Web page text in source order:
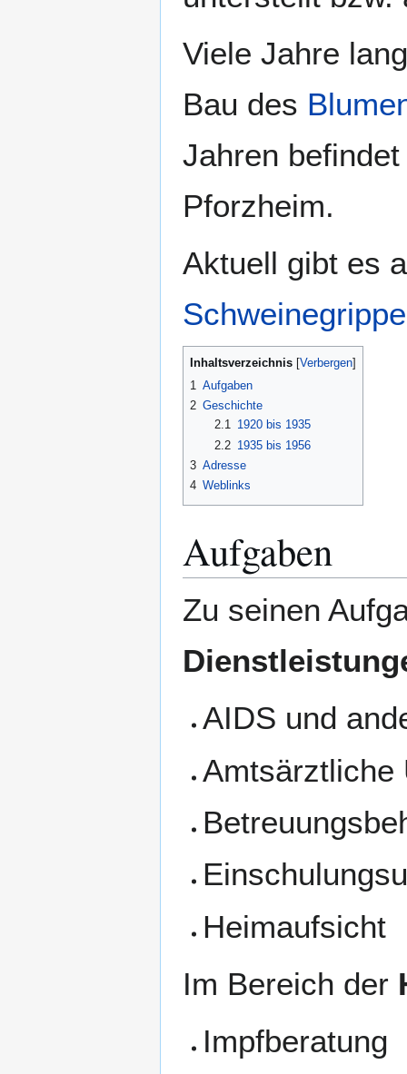
Viele Jahre
Bau des
Jahren
Pforzheim.
Aktuell gibt es
Schweinegrippe
Inhaltsverzeichnis
1 Aufgaben
2 Geschichte
2.1 1920 bis 1935
2.2 1935 bis 1956
3 Adresse
4 Weblinks
Aufgaben
Zu seinen
AIDS und
Amtsärztliche
Heimaufsicht
Im Bereich der
Impfberatung